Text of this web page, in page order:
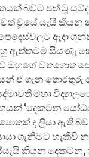
බවට පත් වූ
වූයේ යැයි කියන
ඈඳා
ඇත්තටම සියණෑ
ඔහුගේ වතගොත
ඒ ගැන තොරතුරු
මහා
‘දෙකටන
ද ලියා ඇති
ගැනීමට හැකිවී
කියන